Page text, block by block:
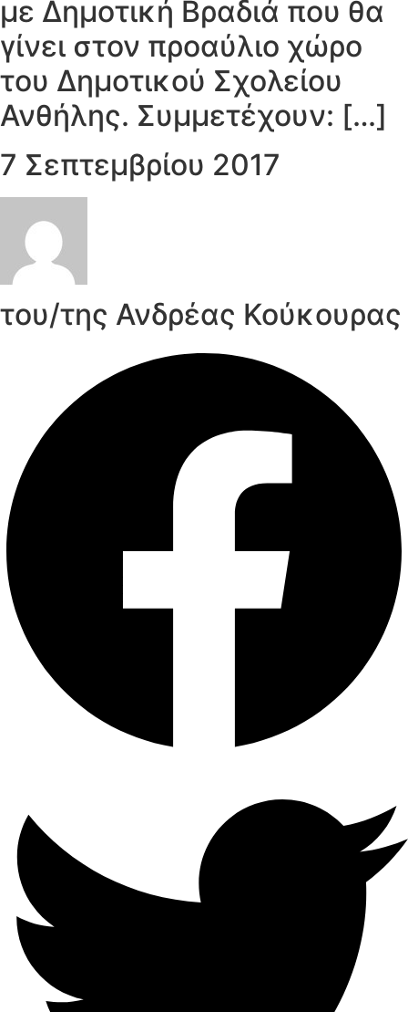
με Δημοτική Βραδιά που θα
γίνει στον προαύλιο χώρο
του Δημοτικού Σχολείου
Ανθήλης. Συμμετέχουν: […]
7 Σεπτεμβρίου 2017
του/της Ανδρέας Κούκουρας